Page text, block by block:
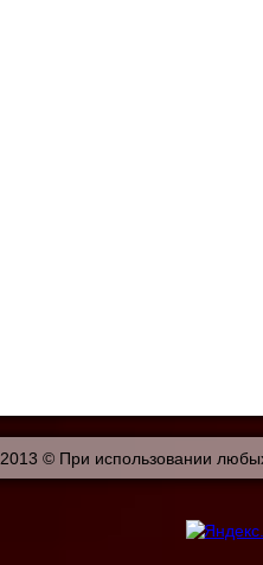
2013 © При использовании